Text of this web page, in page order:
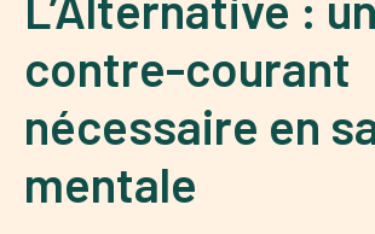
contre-courant
nécessaire en
mentale